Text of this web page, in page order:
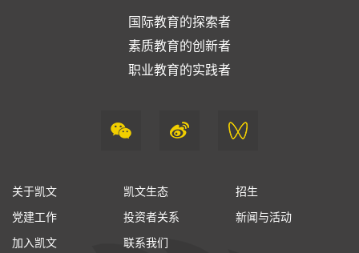
国际教育的探索者
素质教育的创新者
职业教育的实践者
关于凯文 凯文生态 招生
党建工作 投资者关系 新闻与活动
加入凯文 联系我们